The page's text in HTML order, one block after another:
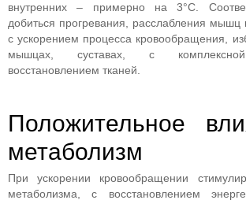
внутренних – примерно на 3°С.
добиться прогревания, расслабления мышц
с ускорением процесса кровообращения,
мышцах, суставах, с комплексной
восстановлением тканей.
Положительное
метаболизм
При ускорении кровообращении
метаболизма, с восстановлением